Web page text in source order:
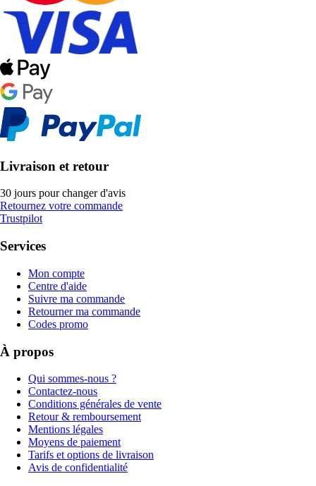
Livraison et retour
30 jours pour changer d'avis
Retournez votre commande
Trustpilot
Services
Mon compte
Centre d'aide
Suivre ma commande
Retourner ma commande
Codes promo
À propos
Qui sommes-nous ?
Contactez-nous
Conditions générales de vente
Retour & remboursement
Mentions légales
Moyens de paiement
Tarifs et options de livraison
Avis de confidentialité